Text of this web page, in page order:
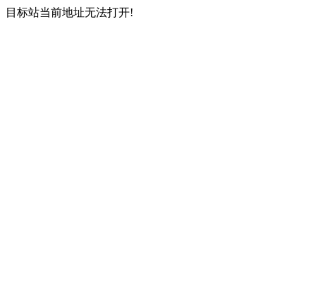
目标站当前地址无法打开!